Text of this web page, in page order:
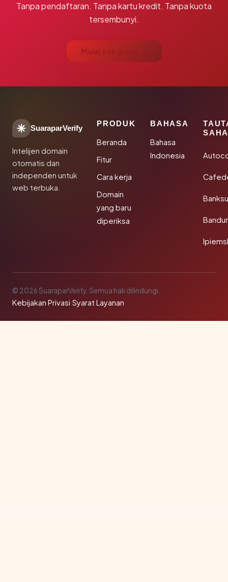
Tanpa pendaftaran. Tanpa kartu kredit. Tanpa kuota
tersembunyi.
Mulai cek gratis →
SuaraparVerify
Intelijen domain
otomatis dan
independen untuk
web terbuka.
PRODUK
Beranda
Fitur
Cara kerja
Domain
yang baru
diperiksa
BAHASA
Bahasa
Indonesia
© 2026 SuaraparVerify. Semua hak dilindungi.
Kebijakan Privasi·Syarat Layanan